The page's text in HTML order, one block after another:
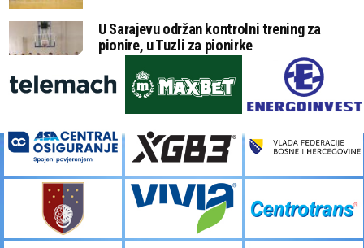
U Sarajevu održan kontrolni trening za
pionire, u Tuzli za pionirke